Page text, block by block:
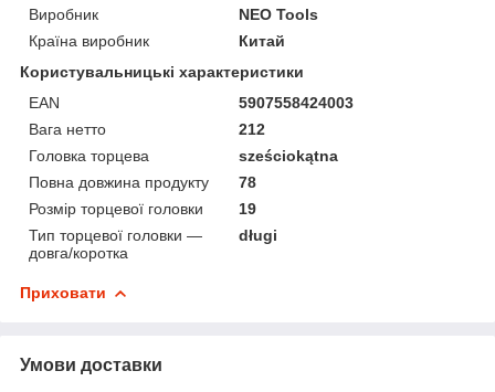
Виробник
NEO Tools
Країна виробник
Китай
Користувальницькі характеристики
EAN
5907558424003
Вага нетто
212
Головка торцева
sześciokątna
Повна довжина продукту
78
Розмір торцевої головки
19
Тип торцевої головки —
довга/коротка
długi
Приховати
Умови доставки